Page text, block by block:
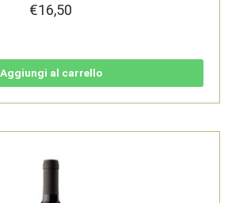
€16,50
Aggiungi al carrello